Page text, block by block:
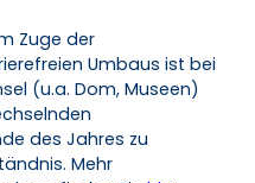
Zuge der
Umbaus ist bei
(u.a. Dom, Museen)
des Jahres zu
Mehr